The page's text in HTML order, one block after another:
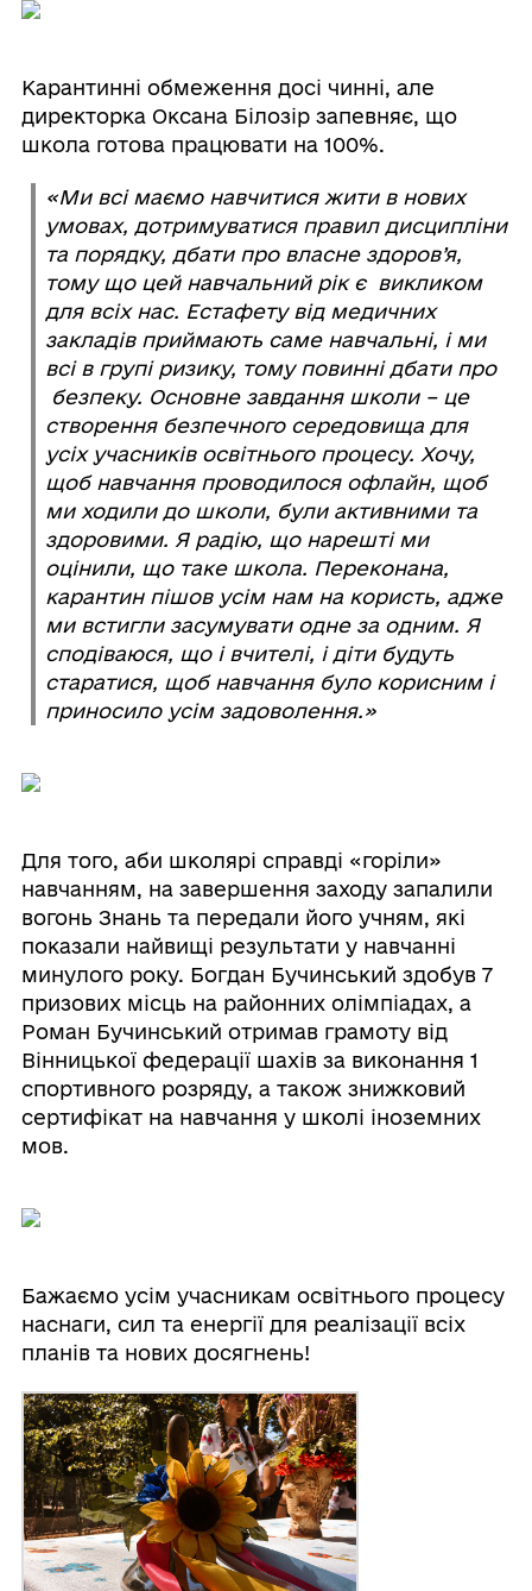
Карантинні обмеження досі чинні, але
директорка Оксана Білозір запевняє, що
школа готова працювати на 100%.
«Ми всі маємо навчитися жити в нових
умовах, дотримуватися правил дисципліни
та порядку, дбати про власне здоров’я,
тому що цей навчальний рік є викликом
для всіх нас. Естафету від медичних
закладів приймають саме навчальні, і ми
всі в групі ризику, тому повинні дбати про
безпеку. Основне завдання школи – це
створення безпечного середовища для
усіх учасників освітнього процесу. Хочу,
щоб навчання проводилося офлайн, щоб
ми ходили до школи, були активними та
здоровими. Я радію, що нарешті ми
оцінили, що таке школа. Переконана,
карантин пішов усім нам на користь, адже
ми встигли засумувати одне за одним. Я
сподіваюся, що і вчителі, і діти будуть
старатися, щоб навчання було корисним і
приносило усім задоволення.»
Для того, аби школярі справді «горіли»
навчанням, на завершення заходу запалили
вогонь Знань та передали його учням, які
показали найвищі результати у навчанні
минулого року. Богдан Бучинський здобув 7
призових місць на районних олімпіадах, а
Роман Бучинський отримав грамоту від
Вінницької федерації шахів за виконання 1
спортивного розряду, а також знижковий
сертифікат на навчання у школі іноземних
мов.
Бажаємо усім учасникам освітнього процесу
наснаги, сил та енергії для реалізації всіх
планів та нових досягнень!